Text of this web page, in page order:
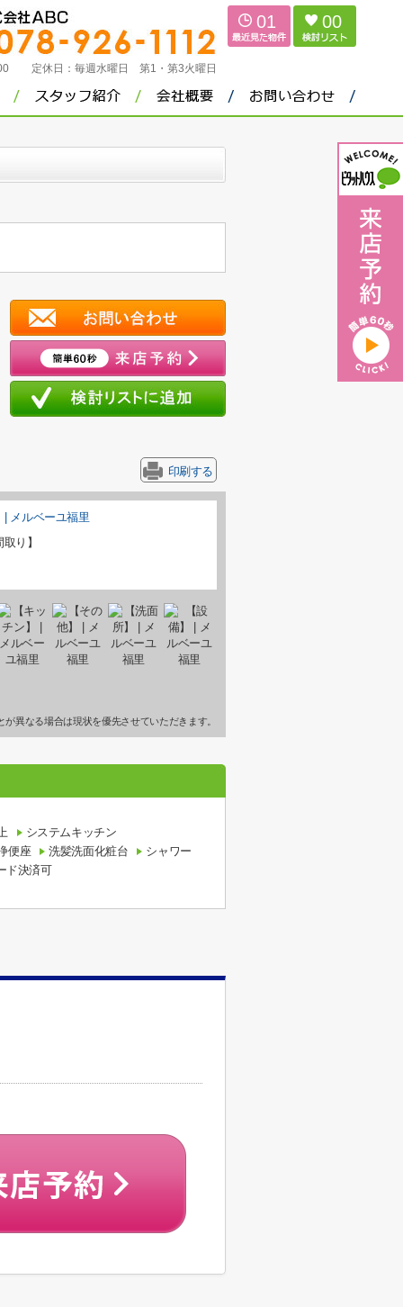
定休日： 毎週水曜日 第1・第3火曜日
01 00
印刷する
り】
異なる場合は現状を優先させていただきます。
システムキッチン
便座
洗髪洗面化粧台
シャワー
ド決済可